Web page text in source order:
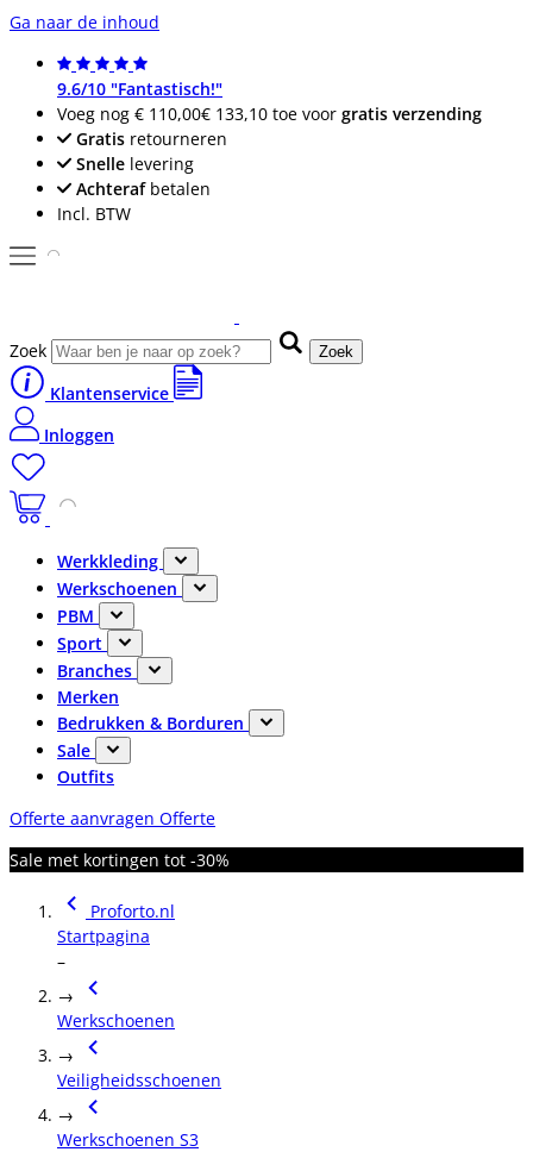
Ga naar de inhoud
9.6/10 "Fantastisch!"
Voeg nog € 110,00€ 133,10 toe voor gratis verzending
Gratis retourneren
Snelle levering
Achterafbetalen
Incl. BTW
Zoek Zoek
Klantenservice
Inloggen
Werkkleding
Werkschoenen
PBM
Sport
Branches
Merken
Bedrukken & Borduren
Sale
Outfits
Offerte aanvragen Offerte
Sale met kortingen tot -30%
Proforto.nl
Startpagina
–
→
Werkschoenen
→
Veiligheidsschoenen
→
Werkschoenen S3